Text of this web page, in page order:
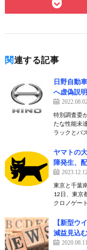
関連する記事
日野自動
へ虚偽説
2022.08.02
特別調査委
たな性能未
ラックとバ
ヤマトの
障発生、
2023.12.12
東京と千葉
12日、東京
クロノゲー
【新型ウ
減益見込む
2020.08.11